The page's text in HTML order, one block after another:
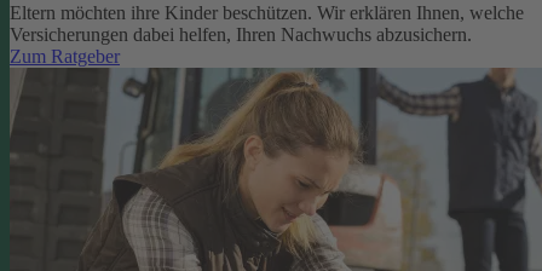
Eltern möchten ihre Kinder beschützen. Wir erklären Ihnen, welche
Versicherungen dabei helfen, Ihren Nachwuchs abzusichern.
Zum Ratgeber